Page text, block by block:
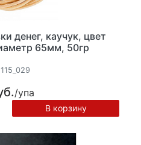
денег, каучук, цвет
65мм, 50гр
115_029
/упа
В корзину